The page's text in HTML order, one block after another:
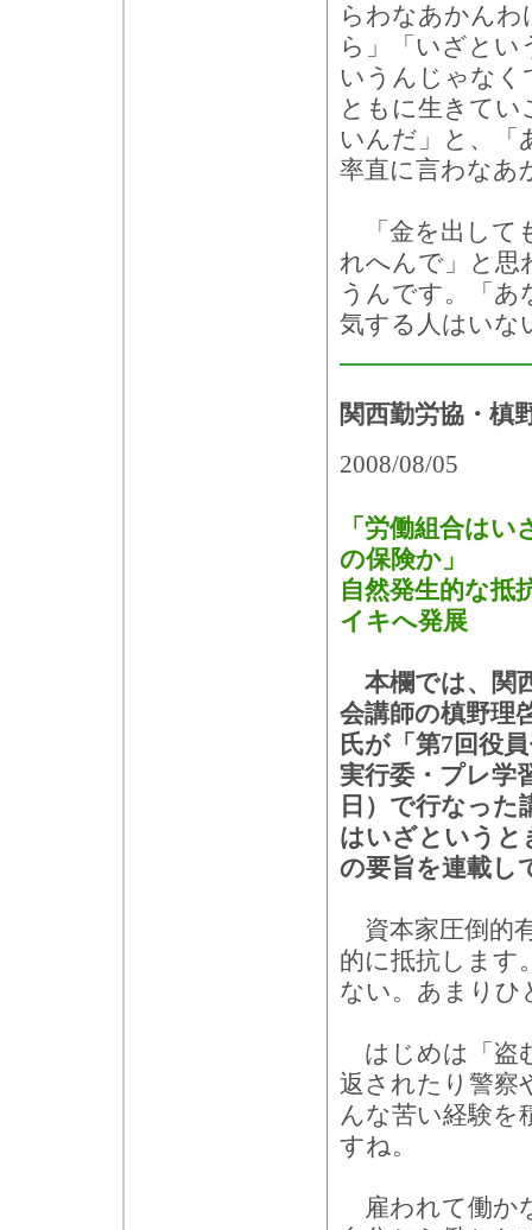
らわなあかんわ
ら」「いざとい
いうんじゃなく
ともに生きて
いんだ」と、「
率直に言わなあ
「金を出して
れへんで」と思
うんです。「
気する人はいな
関西勤労協・
2008/08/05
「労働組合は
の保険か」
自然発生的な抵
イキへ発展
本欄では、関
会講師の槙野理
氏が「第7回役
実行委・プレ学
日）で行なった
はいざというと
の要旨を連載し
資本家圧倒的
的に抵抗します
ない。あまりひ
はじめは「盗
返されたり警察
んな苦い経験を
すね。
雇われて働か